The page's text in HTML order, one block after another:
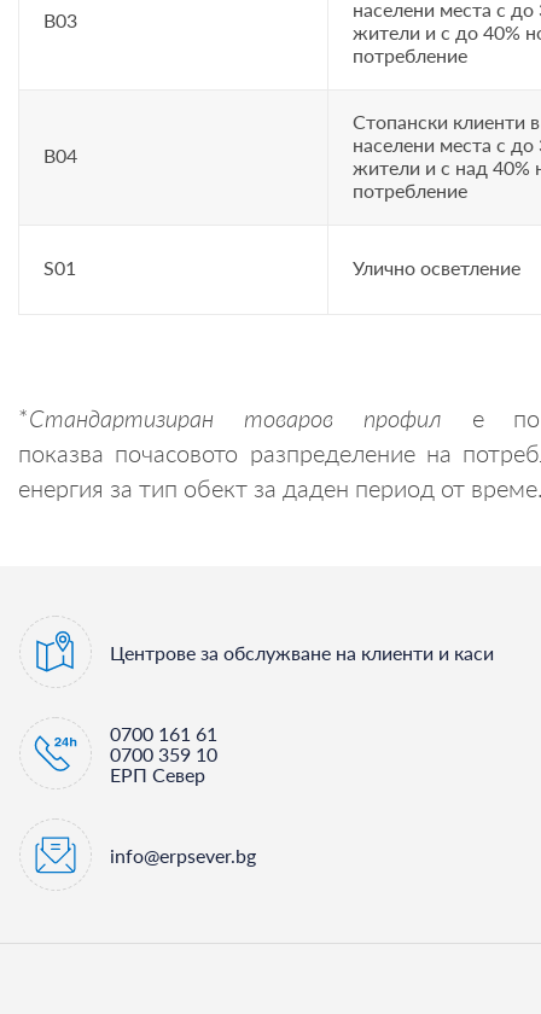
B03
населени места с до
жители и с до 40%
потребление
B04
Стопански клиенти в
населени места с до
жители и с над 40%
потребление
S01 Улично осветление
*Стандартизиран товаров профил е
показва почасовото разпределение на
енергия за тип обект за даден период от
Центрове за обслужване на клиенти и каси
0700 161 61
0700 359 10
ЕРП Север
info@erpsever.bg